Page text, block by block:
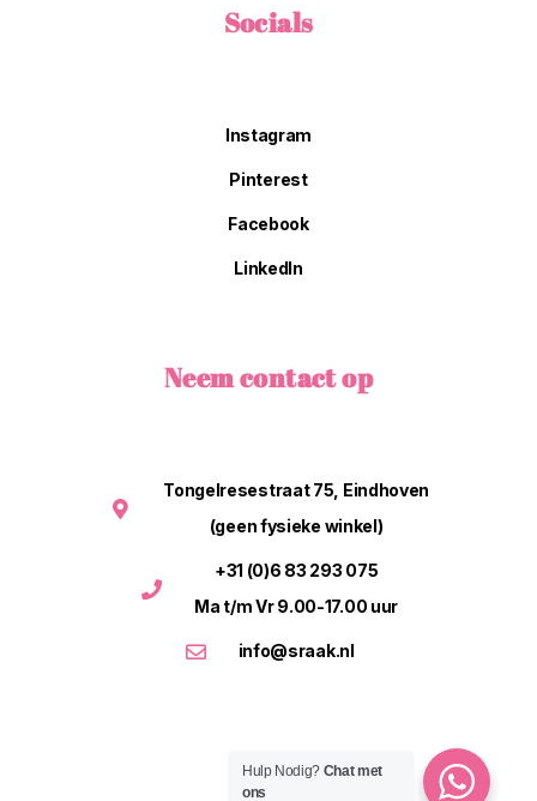
Socials
Instagram
Pinterest
Facebook
LinkedIn
Neem contact op
Tongelresestraat 75, Eindhoven
(geen fysieke winkel)
+31 (0)6 83 293 075
Ma t/m Vr 9.00-17.00 uur
info@sraak.nl
Hulp Nodig? Chat met
ons